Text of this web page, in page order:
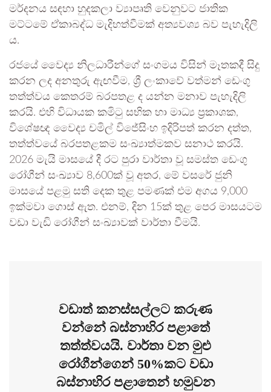
මර්දනය සඳහා හුදකලා ව්‍යාපෘති වෙනුවට ජාතික
මට්ටමේ ඒකාබද්ධ මැදිහත්වීමක් අත්‍යවශ්‍ය බව පැහැදිලි
ය.
රජයේ වෛද්‍ය නිලධාරීන්ගේ සංගමය විසින් මෑතකදී සිදු
කරන ලද අනතුරු ඇඟවීම, ශ්‍රී ලංකාවේ වත්මන් ඩෙංගු
තත්ත්වය කෙතරම් බරපතළ ද යන්න මනාව පැහැදිලි
කරයි. එහි විධායක කමිටු සභික හා මාධ්‍ය ප්‍රකාශක,
විශේෂඥ වෛද්‍ය චමිල් විජේසිංහ ඉදිරිපත් කරන දත්ත,
තත්ත්වයේ බරපතළකම සංඛ්‍යාත්මකව සනාථ කරයි.
2026 මැයි මාසයේ දී රට පුරා වාර්තා වූ සමස්ත ඩෙංගු
රෝගීන් සංඛ්‍යාව 8,600ක් වූ අතර, මේ වසරේ ජුනි
මාසයේ පළමු සති දෙක තුළ පමණක් එම අගය 9,000
ඉක්මවා ගොස් ඇත. එනම්, දින 15ක් තුළ පෙර මාසයටම
වඩා වැඩි රෝගීන් සංඛ්‍යාවක් වාර්තා වීමයි.
වඩාත් කනස්සල්ලට කරුණ
වන්නේ බස්නාහිර පළාතේ
තත්ත්වයයි. වාර්තා වන මුළු
රෝගීන්ගෙන් 50%කට වඩා
බස්නාහිර පළාතෙන් හමුවන